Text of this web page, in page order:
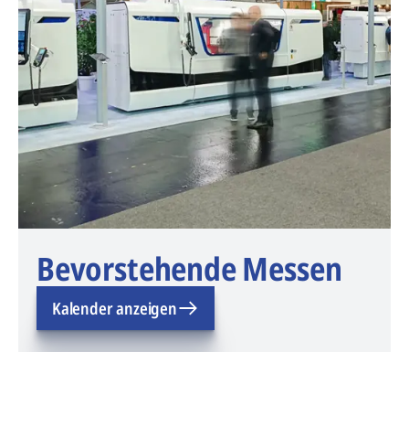
Bevorstehende Messen
Kalender anzeigen